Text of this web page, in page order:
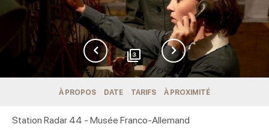
3
À PROPOS DATE TARIFS À PROXIMITÉ
Station Radar 44 - Musée Franco-Allemand